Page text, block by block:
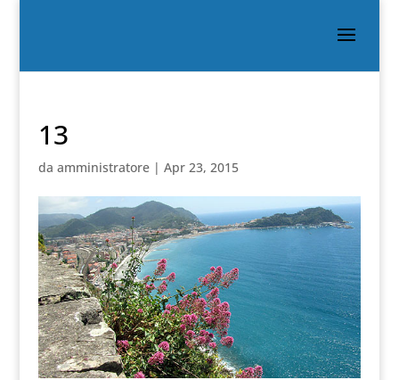
13
da amministratore| Apr 23, 2015